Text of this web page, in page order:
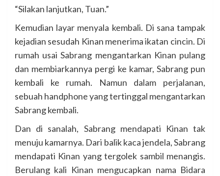
“Silakan lanjutkan, Tuan.”
Kemudian layar menyala kembali. Di sana tampak
kejadian sesudah Kinan menerima ikatan cincin. Di
rumah usai Sabrang mengantarkan Kinan pulang
dan membiarkannya pergi ke kamar, Sabrang pun
kembali ke rumah. Namun dalam perjalanan,
sebuah handphone yang tertinggal mengantarkan
Sabrang kembali.
Dan di sanalah, Sabrang mendapati Kinan tak
menuju kamarnya. Dari balik kaca jendela, Sabrang
mendapati Kinan yang tergolek sambil menangis.
Berulang kali Kinan mengucapkan nama Bidara